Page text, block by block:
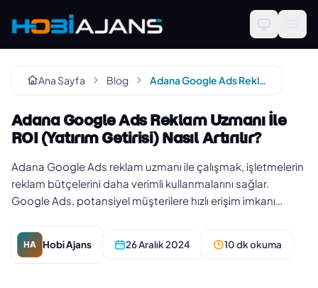
Ana Sayfa Blog Adana Google Ads Reklam Uzmanı İle ROI (Yatırım Getirisi) Nasıl Artırılır?
Adana Google Ads Reklam Uzmanı İle
ROI (Yatırım Getirisi) Nasıl Artırılır?
Adana Google Ads reklam uzmanı ile çalışmak, işletmelerin
reklam bütçelerini daha verimli kullanmalarını sağlar.
Google Ads, potansiyel müşterilere hızlı erişim imkanı
HA Hobi Ajans 26 Aralık 2024 10 dk okuma